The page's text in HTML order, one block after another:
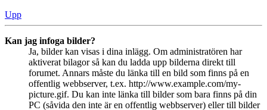
Upp
Kan jag infoga bilder?
Ja, bilder kan visas i dina inlägg. Om administratören har
aktiverat bilagor så kan du ladda upp bilderna direkt till
forumet. Annars måste du länka till en bild som finns på en
offentlig webbserver, t.ex. http://www.example.com/my-
picture.gif. Du kan inte länka till bilder som bara finns på din
PC (såvida den inte är en offentlig webbserver) eller till bilder